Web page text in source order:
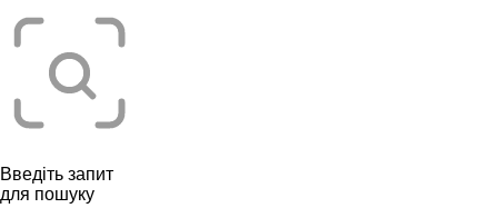
Введіть запит
для пошуку